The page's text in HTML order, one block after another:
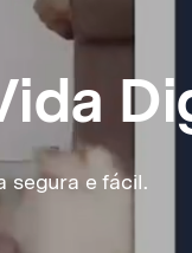
segura e fácil.